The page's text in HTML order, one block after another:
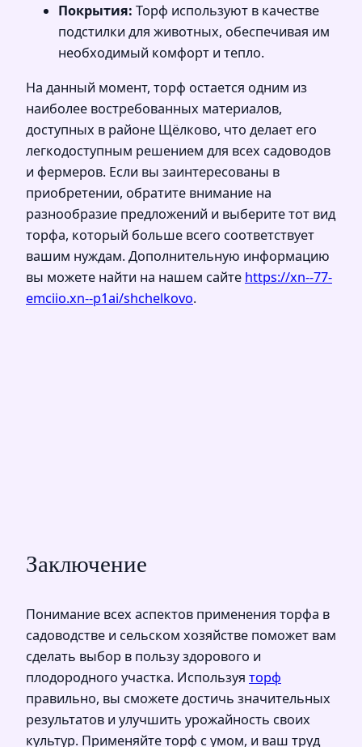
Покрытия: Торф используют в качестве
подстилки для животных, обеспечивая им
необходимый комфорт и тепло.
На данный момент, торф остается одним из
наиболее востребованных материалов,
доступных в районе Щёлково, что делает его
легкодоступным решением для всех садоводов
и фермеров. Если вы заинтересованы в
приобретении, обратите внимание на
разнообразие предложений и выберите тот вид
торфа, который больше всего соответствует
вашим нуждам. Дополнительную информацию
вы можете найти на нашем сайте https://xn--77-
emciio.xn--p1ai/shchelkovo.
Заключение
Понимание всех аспектов применения торфа в
садоводстве и сельском хозяйстве поможет вам
сделать выбор в пользу здорового и
плодородного участка. Используя торф
правильно, вы сможете достичь значительных
результатов и улучшить урожайность своих
культур. Применяйте торф с умом, и ваш труд